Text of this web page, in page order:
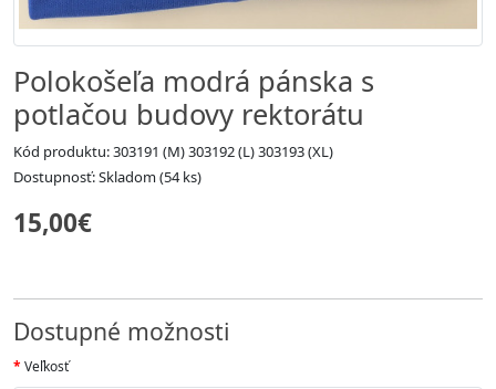
Polokošeľa modrá pánska s
potlačou budovy rektorátu
Kód produktu: 303191 (M) 303192 (L) 303193 (XL)
Dostupnosť: Skladom (54 ks)
15,00€
Dostupné možnosti
Veľkosť